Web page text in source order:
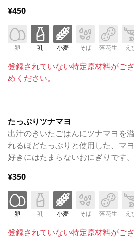
¥450
卵 乳 小麦 そば 落花生 え
登録されていない特定原材料がご
めください。
たっぷりツナマヨ
出汁のきいたごはんにツナマヨを溢
れるほどたっぷりと使用した、マヨ
好きにはたまらないおにぎりです。
¥350
卵 乳 小麦 そば 落花生 え
登録されていない特定原材料がご